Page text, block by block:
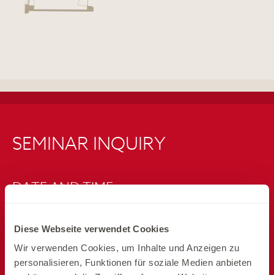
Diese Webseite verwendet Cookies
Wir verwenden Cookies, um Inhalte und Anzeigen zu
personalisieren, Funktionen für soziale Medien anbieten
SEMINAR INQUIRY
DATE AND TIME